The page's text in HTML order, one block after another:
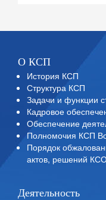
О КСП
История КСП
Структура КСП
Задачи и функции
Кадровое
Обеспечение
Полномочия КСП
Порядок
актов, решений
Деятельность